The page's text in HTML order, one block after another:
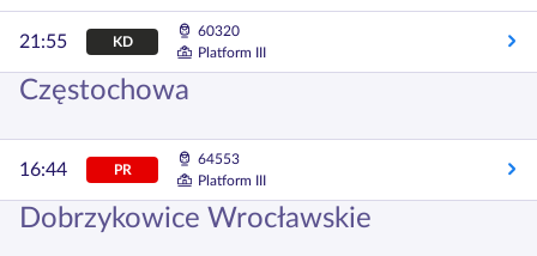
21:55 KD
60320
Platform III
Częstochowa
16:44 PR
64553
Platform III
Dobrzykowice Wrocławskie